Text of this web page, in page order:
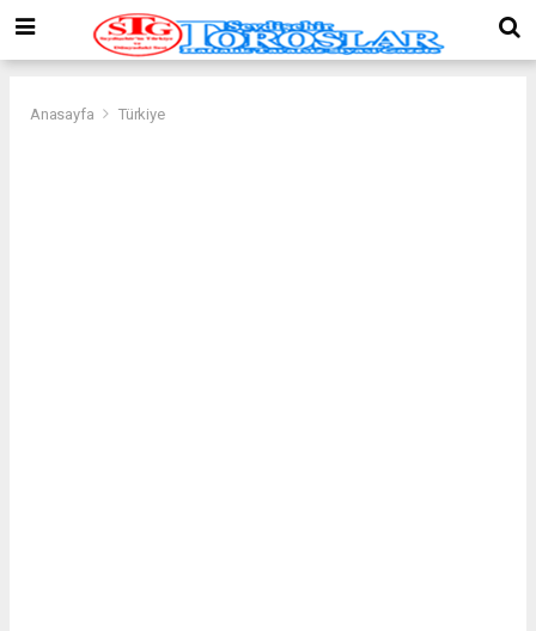
Anasayfa Türkiye